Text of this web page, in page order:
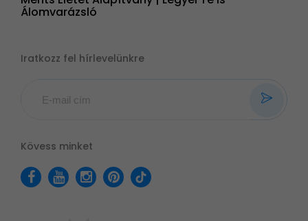
Álomvarázsló
Iratkozz fel hírlevelünkre
Kövess minket